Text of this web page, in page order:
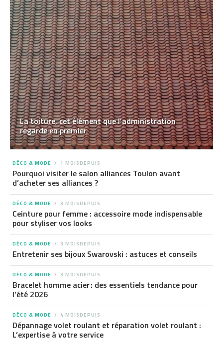
La toiture, cet élément que l’administration
regarde en premier
DÉCO & MODE 1 MOISDEPUIS
Pourquoi visiter le salon alliances Toulon avant
d’acheter ses alliances ?
DÉCO & MODE 3 MOISDEPUIS
Ceinture pour femme : accessoire mode indispensable
pour styliser vos looks
DÉCO & MODE 3 MOISDEPUIS
Entretenir ses bijoux Swarovski : astuces et conseils
DÉCO & MODE 3 MOISDEPUIS
Bracelet homme acier : des essentiels tendance pour
l’été 2026
DÉCO & MODE 4 MOISDEPUIS
Dépannage volet roulant et réparation volet roulant :
L’expertise à votre service